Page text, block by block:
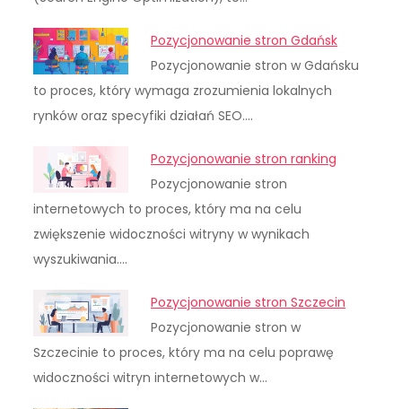
Pozycjonowanie stron Gdańsk
Pozycjonowanie stron w Gdańsku
to proces, który wymaga zrozumienia lokalnych
rynków oraz specyfiki działań SEO.…
Pozycjonowanie stron ranking
Pozycjonowanie stron
internetowych to proces, który ma na celu
zwiększenie widoczności witryny w wynikach
wyszukiwania.…
Pozycjonowanie stron Szczecin
Pozycjonowanie stron w
Szczecinie to proces, który ma na celu poprawę
widoczności witryn internetowych w…